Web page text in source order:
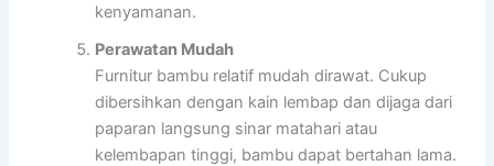
kenyamanan.
Perawatan Mudah
Furnitur bambu relatif mudah dirawat. Cukup
dibersihkan dengan kain lembap dan dijaga dari
paparan langsung sinar matahari atau
kelembapan tinggi, bambu dapat bertahan lama.